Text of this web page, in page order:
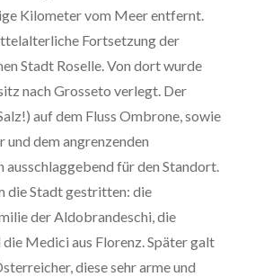
Kilometer vom Meer entfernt.
Fortsetzung der
Stadt Roselle. Von dort wurde
nach Grosseto verlegt. Der
auf dem Fluss Ombrone, sowie
und dem angrenzenden
für den Standort.
die Stadt gestritten: die
der Aldobrandeschi, die
die Medici aus Florenz. Später galt
diese sehr arme und